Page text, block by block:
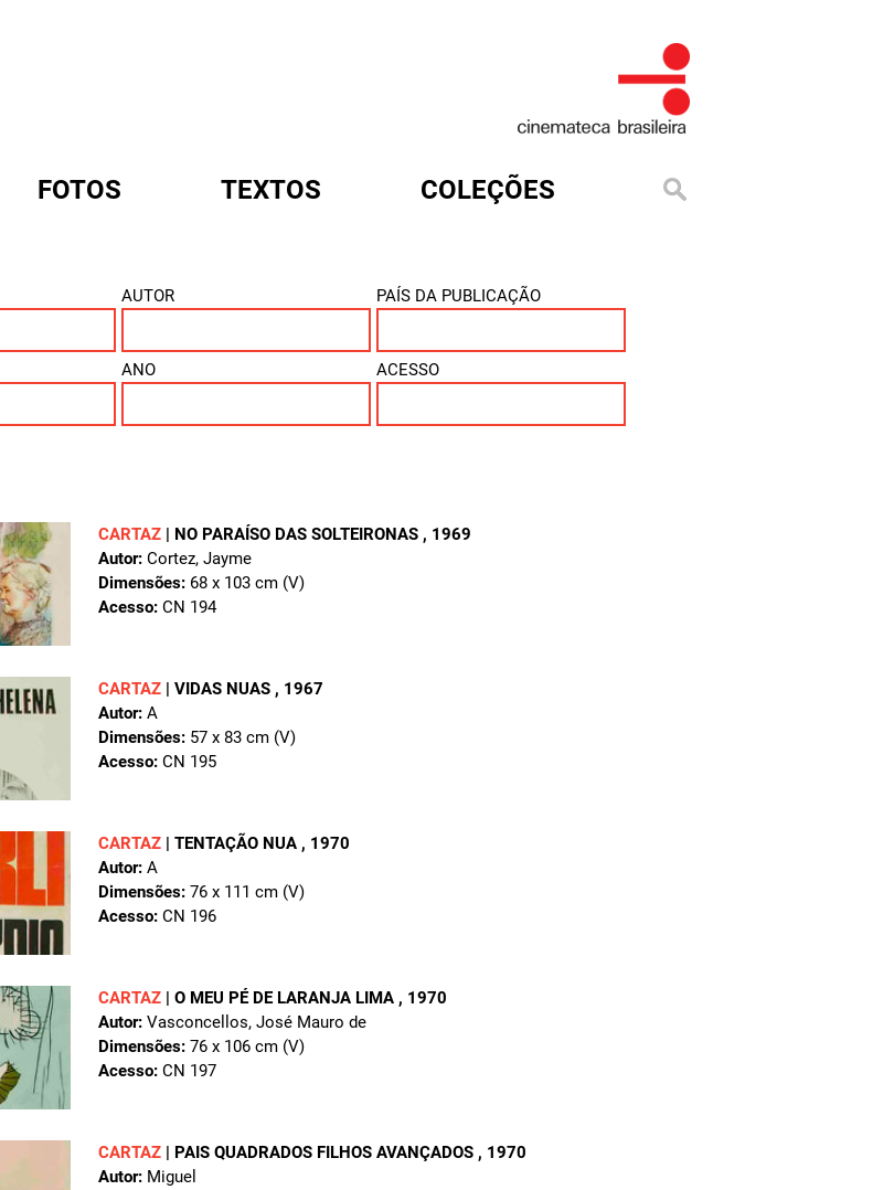
FOTOS TEXTOS COLEÇÕES
AUTOR PAÍS DA PUBLICAÇÃO
ANO ACESSO
CARTAZ NO PARAÍSO DAS SOLTEIRONAS , 1969
Autor: Cortez, Jayme
Dimensões: 68 x 103 cm (V)
Acesso: CN 194
CARTAZ VIDAS NUAS , 1967
Autor: A
Dimensões: 57 x 83 cm (V)
Acesso: CN 195
CARTAZ TENTAÇÃO NUA , 1970
Autor: A
Dimensões: 76 x 111 cm (V)
Acesso: CN 196
CARTAZ O MEU PÉ DE LARANJA LIMA , 1970
Autor: Vasconcellos, José Mauro de
Dimensões: 76 x 106 cm (V)
Acesso: CN 197
CARTAZ PAIS QUADRADOS FILHOS AVANÇADOS , 1970
Autor: Miguel